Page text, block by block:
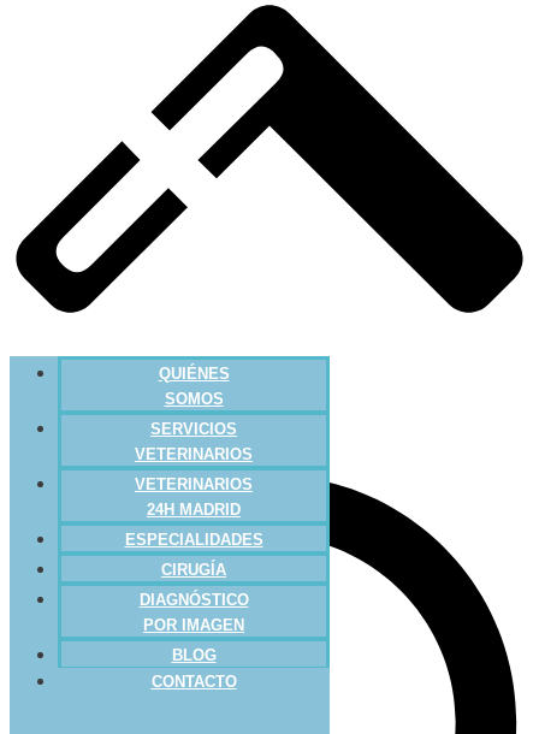
QUIÉNES
SOMOS
SERVICIOS
VETERINARIOS
VETERINARIOS
24H MADRID
ESPECIALIDADES
CIRUGÍA
DIAGNÓSTICO
POR IMAGEN
BLOG
CONTACTO